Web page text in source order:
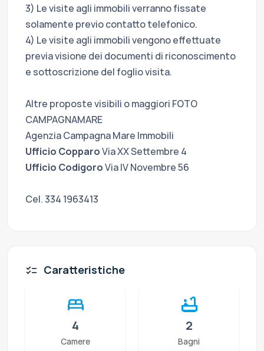
3) Le visite agli immobili verranno fissate
solamente previo contatto telefonico.
4) Le visite agli immobili vengono effettuate
previa visione dei documenti di riconoscimento
e sottoscrizione del foglio visita.
Altre proposte visibili o maggiori FOTO
CAMPAGNAMARE
Agenzia Campagna Mare Immobili
Ufficio CopparoVia XX Settembre 4
Ufficio CodigoroVia IV Novembre 56
Cel. 334 1963413
checklist Caratteristiche
bed
4
Camere
bathtub
2
Bagni